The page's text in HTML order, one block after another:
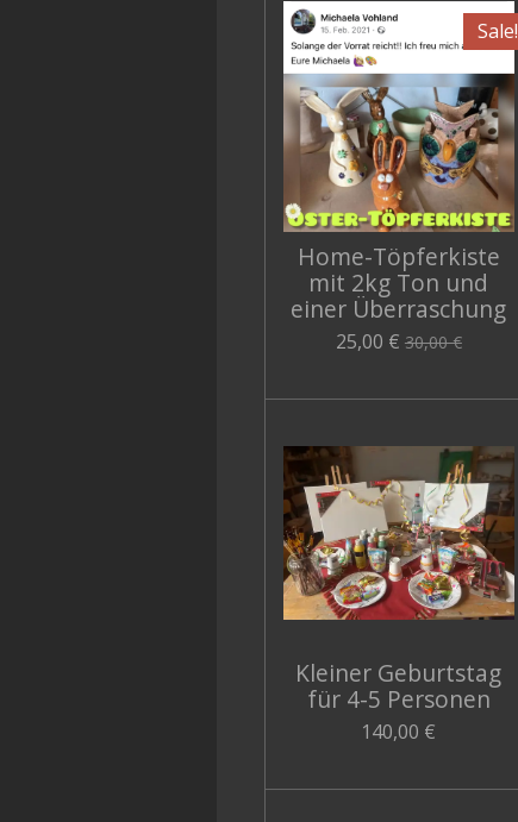
Sale!
Home-Töpferkiste
mit 2kg Ton und
einer Überraschung
25,00 € 30,00 €
Kleiner Geburtstag
für 4-5 Personen
140,00 €